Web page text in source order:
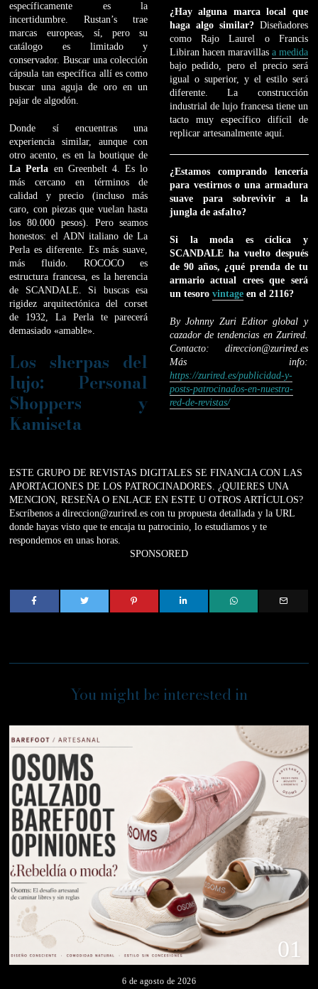
específicamente es la
incertidumbre. Rustan’s trae
marcas europeas, sí, pero su
catálogo es limitado y
conservador. Buscar una colección
cápsula tan específica allí es como
buscar una aguja de oro en un
pajar de algodón.
Donde sí encuentras una
experiencia similar, aunque con
otro acento, es en la boutique de
La Perla en Greenbelt 4. Es lo
más cercano en términos de
calidad y precio (incluso más
caro, con piezas que vuelan hasta
los 80.000 pesos). Pero seamos
honestos: el ADN italiano de La
Perla es diferente. Es más suave,
más fluido. ROCOCO es
estructura francesa, es la herencia
de SCANDALE. Si buscas esa
rigidez arquitectónica del corset
de 1932, La Perla te parecerá
demasiado «amable».
Los sherpas del
lujo: Personal
Shoppers y
Kamiseta
¿Hay alguna marca local que
haga algo similar?Diseñadores
como Rajo Laurel o Francis
Libiran hacen maravillas a medida
bajo pedido, pero el precio será
igual o superior, y el estilo será
diferente. La construcción
industrial de lujo francesa tiene un
tacto muy específico difícil de
replicar artesanalmente aquí.
¿Estamos comprando lencería
para vestirnos o una armadura
suave para sobrevivir a la
jungla de asfalto?
Si la moda es cíclica y
SCANDALE ha vuelto después
de 90 años, ¿qué prenda de tu
armario actual crees que será
un tesoro vintageen el 2116?
By Johnny Zuri Editor global y
cazador de tendencias en Zurired.
Contacto: direccion@zurired.es
Más info:
https://zurired.es/publicidad-y-
posts-patrocinados-en-nuestra-
red-de-revistas/
ESTE GRUPO DE REVISTAS DIGITALES SE FINANCIA CON LAS
APORTACIONES DE LOS PATROCINADORES. ¿QUIERES UNA
MENCION, RESEÑA O ENLACE EN ESTE U OTROS ARTÍCULOS?
Escríbenos a direccion@zurired.es con tu propuesta detallada y la URL
donde hayas visto que te encaja tu patrocinio, lo estudiamos y te
respondemos en unas horas.
SPONSORED
You might be interested in
01
6 de agosto de 2026